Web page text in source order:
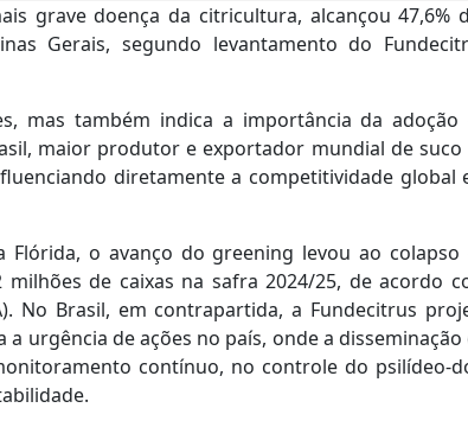
grave doença da citricultura, alcançou 47,6%
Gerais, segundo levantamento do
mas também indica a importância da adoção
maior produtor e exportador mundial de suco
diretamente a competitividade global
o avanço do greening levou ao colapso
de caixas na safra 2024/25, de acordo
No Brasil, em contrapartida, a Fundecitrus
urgência de ações no país, onde a disseminação
contínuo, no controle do psilídeo-